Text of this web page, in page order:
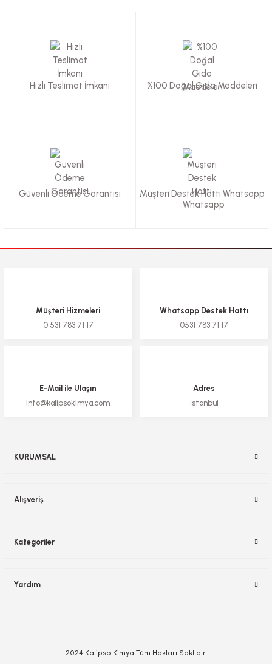
Hızlı Teslimat İmkanı %100 Doğal Gıda Maddeleri
Güvenli Ödeme Garantisi Müşteri Destek Hattı Whatsapp
Müşteri Hizmeleri
0 531 783 71 17
Whatsapp Destek Hattı
0531 783 71 17
E-Mail ile Ulaşın
info@kalipsokimya.com
Adres
İstanbul
KURUMSAL
Alışveriş
Kategoriler
Yardım
2024 Kalipso Kimya Tüm Hakları Saklıdır.